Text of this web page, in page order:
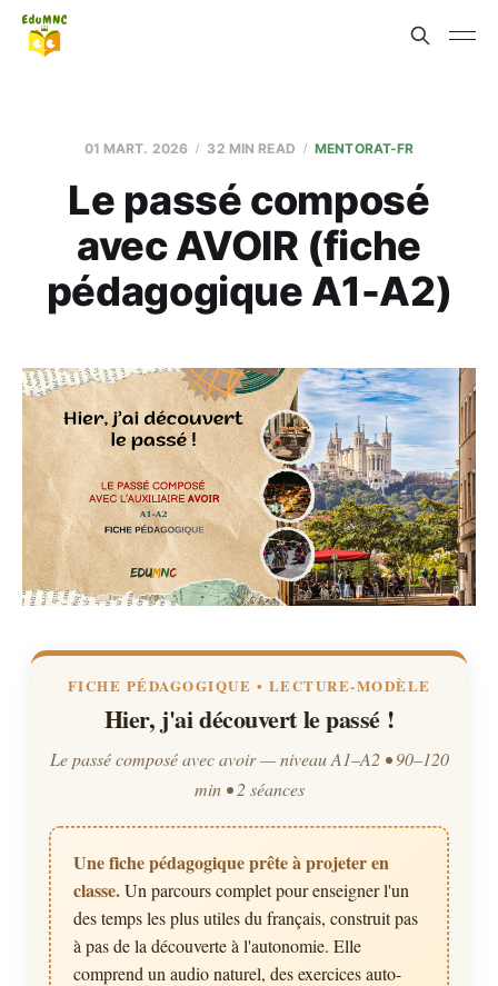
01 MART. 2026 32 MIN READ MENTORAT-FR
Le passé composé
avec AVOIR (fiche
pédagogique A1-A2)
FICHE PÉDAGOGIQUE • LECTURE-MODÈLE
Hier, j'ai découvert le passé !
Le passé composé avecavoir— niveau A1–A2 • 90–120
min • 2 séances
Une fiche pédagogique prête à projeter en
classe.Un parcours complet pour enseigner l'un
des temps les plus utiles du français, construit pas
à pas de la découverte à l'autonomie. Elle
comprend un audio naturel, des exercices auto-